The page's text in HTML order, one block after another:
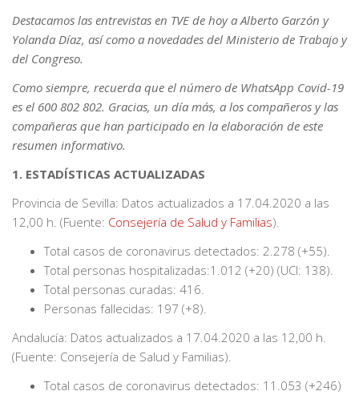
Destacamos las entrevistas en TVE de hoy a Alberto Garzón y
Yolanda Díaz, así como a novedades del Ministerio de Trabajo y
del Congreso.
Como siempre, recuerda que el número de WhatsApp Covid-19
es el 600 802 802. Gracias, un día más, a los compañeros y las
compañeras que han participado en la elaboración de este
resumen informativo.
1. ESTADÍSTICAS ACTUALIZADAS
Provincia de Sevilla: Datos actualizados a 17.04.2020 a las
12,00 h. (Fuente: Consejería de Salud y Familias).
Total casos de coronavirus detectados: 2.278 (+55).
Total personas hospitalizadas:1.012 (+20) (UCI: 138).
Total personas curadas: 416.
Personas fallecidas: 197 (+8).
Andalucía: Datos actualizados a 17.04.2020 a las 12,00 h.
(Fuente: Consejería de Salud y Familias).
Total casos de coronavirus detectados: 11.053 (+246)